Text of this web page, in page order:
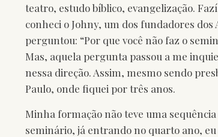
teatro, estudo bíblico, evangelização.
conheci o Johny, um dos fundadores
perguntou: “Por que você não faz o
Mas, aquela pergunta passou a me
nessa direção. Assim, mesmo sendo
Paulo, onde fiquei por três anos.
Minha formação não teve uma
seminário, já entrando no quarto ano,